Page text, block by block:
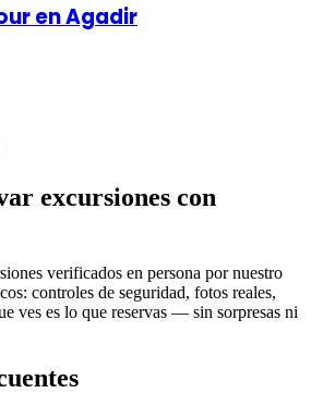
en Agadir
excursiones con
verificados en persona por nuestro
controles de seguridad, fotos reales,
ves es lo que reservas — sin sorpresas ni